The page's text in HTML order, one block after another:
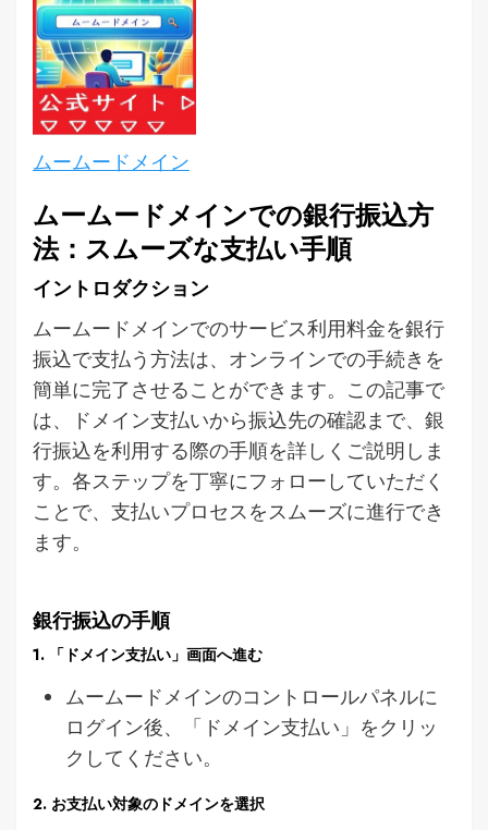
ムームードメイン
ムームードメインでの銀行振込方
法：スムーズな支払い手順
イントロダクション
ムームードメインでのサービス利用料金を銀行
振込で支払う方法は、オンラインでの手続きを
簡単に完了させることができます。この記事で
は、ドメイン支払いから振込先の確認まで、銀
行振込を利用する際の手順を詳しくご説明しま
す。各ステップを丁寧にフォローしていただく
ことで、支払いプロセスをスムーズに進行でき
ます。
銀行振込の手順
1. 「ドメイン支払い」画面へ進む
ムームードメインのコントロールパネルに
ログイン後、「ドメイン支払い」をクリッ
クしてください。
2. お支払い対象のドメインを選択